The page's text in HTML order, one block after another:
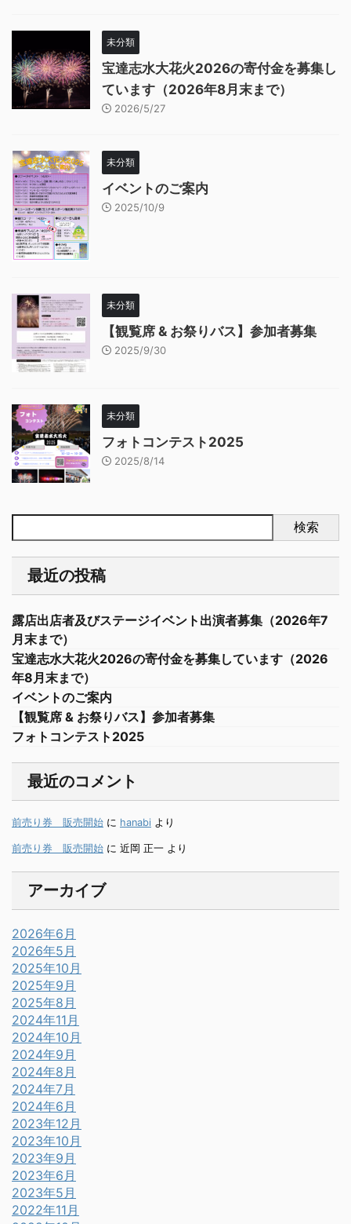
未分類
宝達志水大花火2026の寄付金を募集し
ています（2026年8月末まで）
2026/5/27
未分類
イベントのご案内
2025/10/9
未分類
【観覧席 & お祭りバス】参加者募集
2025/9/30
未分類
フォトコンテスト2025
2025/8/14
検索
最近の投稿
露店出店者及びステージイベント出演者募集（2026年7
月末まで）
宝達志水大花火2026の寄付金を募集しています（2026
年8月末まで）
イベントのご案内
【観覧席 & お祭りバス】参加者募集
フォトコンテスト2025
最近のコメント
前売り券 販売開始 に hanabi より
前売り券 販売開始 に 近岡 正一 より
アーカイブ
2026年6月
2026年5月
2025年10月
2025年9月
2025年8月
2024年11月
2024年10月
2024年9月
2024年8月
2024年7月
2024年6月
2023年12月
2023年10月
2023年9月
2023年6月
2023年5月
2022年11月